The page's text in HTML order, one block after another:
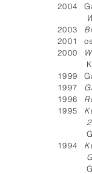
2004
2003
2001
2000
1999
1997
1996
1995
1994